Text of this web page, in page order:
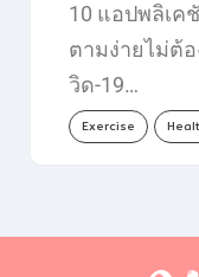
10 แอปพลิเค
ตามง่ายไม่ต้
วิด-19…
Exercise